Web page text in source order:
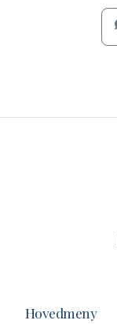
Hovedmeny